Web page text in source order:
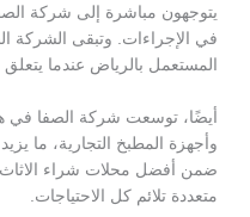
يتوجهون مباشرة إلى شركة
في الإجراءات. وتبقى الشركة
المستعمل بالرياض عندما يتعلق
أيضًا، توسعت شركة الصفا في
وأجهزة المطبخ التجارية، ما
ضمن أفضل محلات شراء الاثاث
متعددة تلائم كل الاحتياجات.